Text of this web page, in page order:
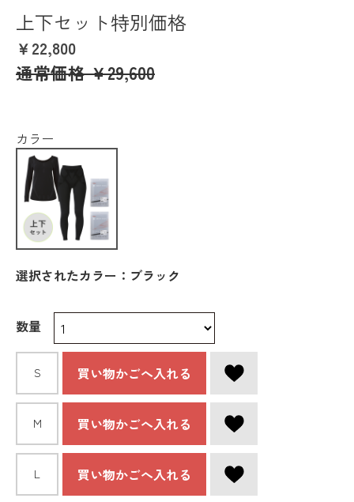
上下セット特別価格
￥22,800
通常価格￥29,600
カラー
選択されたカラー：ブラック
数量
S 買い物かごへ入れる
M 買い物かごへ入れる
L 買い物かごへ入れる